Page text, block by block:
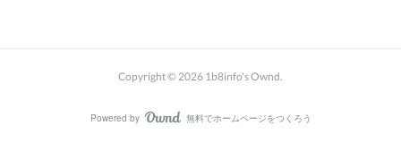
Copyright © 2026 1b8info's Ownd.
Powered by AmebaOwnd
無料でホームページをつくろう